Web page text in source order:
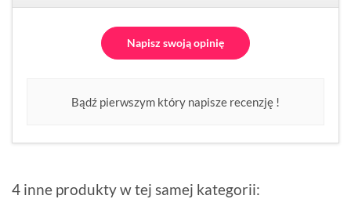
Napisz swoją opinię
Bądź pierwszym który napisze recenzję !
4 inne produkty w tej samej kategorii: